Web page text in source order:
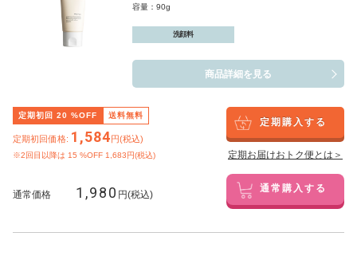
容量：90g
洗顔料
商品詳細を見る
定期初回 20 %OFF 送料無料
定期初回価格: 1,584円(税込)
※2回目以降は 15 %OFF 1,683円(税込)
定期購入する
定期お届けおトク便とは＞
通常価格 1,980 円(税込) 通常購入する